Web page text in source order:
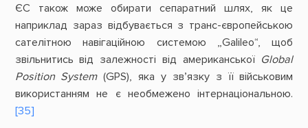
ЄС також може обирати сепаратний шлях, як це
наприклад зараз відбувається з транс-європейською
сателітною навігаційною системою „Galileo“, щоб
звільнитись від залежності від американської Global
Position System(GPS), яка у зв’язку з її військовим
використанням не є необмежено інтернаціональною.
[35]